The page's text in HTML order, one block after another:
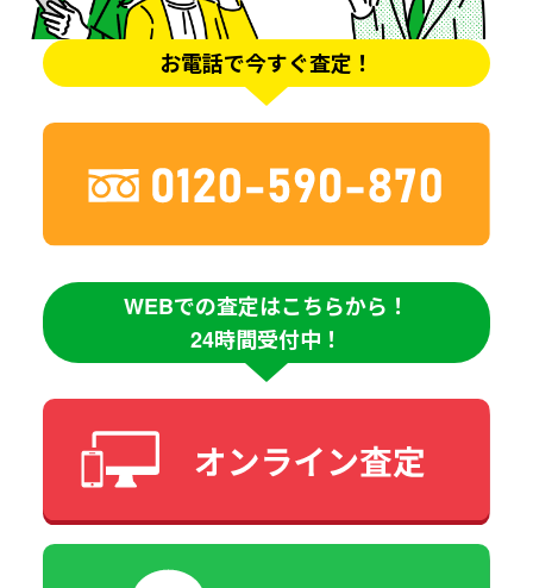
お電話で今すぐ査定！
WEBでの査定はこちらから！
24時間受付中！